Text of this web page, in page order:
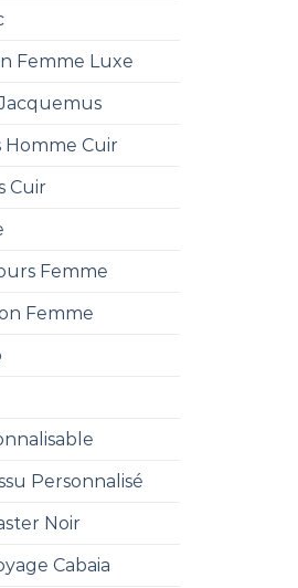
Femme Luxe
Homme Cuir
Cuir
Femme
Femme
Personnalisé
Noir
Cabaia